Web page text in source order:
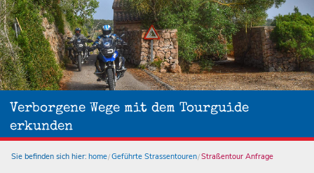
Verborgene Wege mit dem Tourguide
erkunden
Sie befinden sich hier: home Geführte Strassentouren Straßentour Anfrage